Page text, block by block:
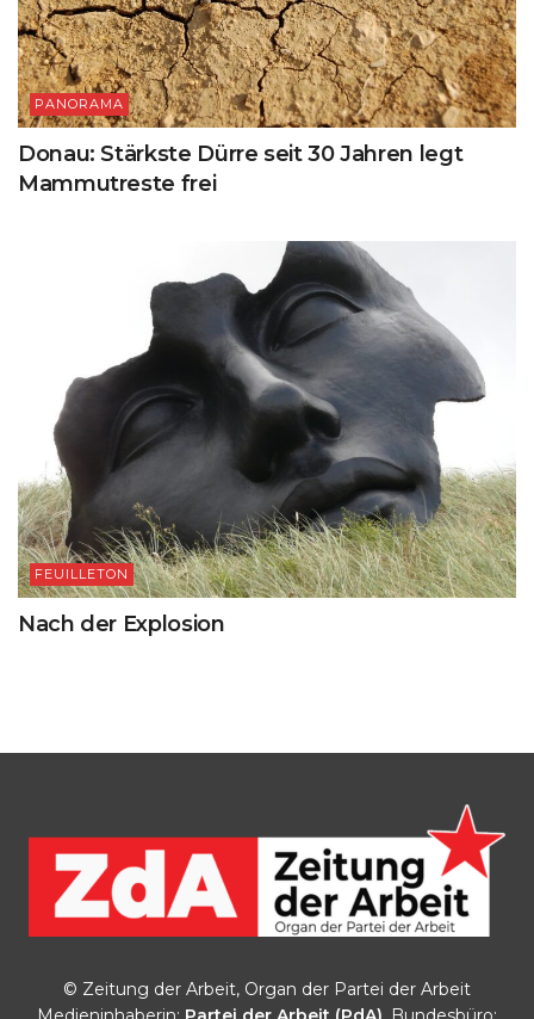
PANORAMA
Donau: Stärkste Dürre seit 30 Jahren legt
Mammutreste frei
FEUILLETON
Nach der Explosion
© Zeitung der Arbeit, Organ der Partei der Arbeit